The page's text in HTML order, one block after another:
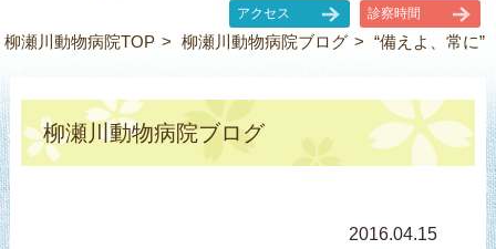
アクセス 診察時間
柳瀬川動物病院TOP 柳瀬川動物病院ブログ “備えよ、常に”
柳瀬川動物病院ブログ
2016.04.15